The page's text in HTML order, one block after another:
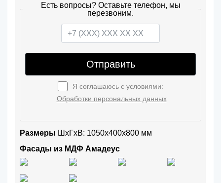
Есть вопросы? Оставьте телефон, мы
перезвоним.
Отправить
Я соглашаюсь с условиями:
Обработки персональных данных
Размеры ШxГхВ: 1050x400x800 мм
Фасады из МДФ Амадеус